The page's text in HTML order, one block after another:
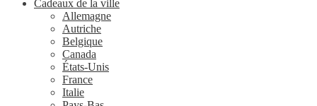
Cadeaux de la ville
Allemagne
Autriche
Belgique
Canada
États-Unis
France
Italie